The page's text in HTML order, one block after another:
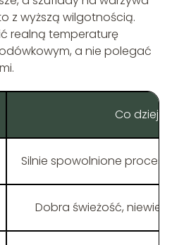
z wyższą wilgotnością.
realną temperaturę
a nie polegać
Co dzieje
Silnie spowolnione
Dobra świeżość,